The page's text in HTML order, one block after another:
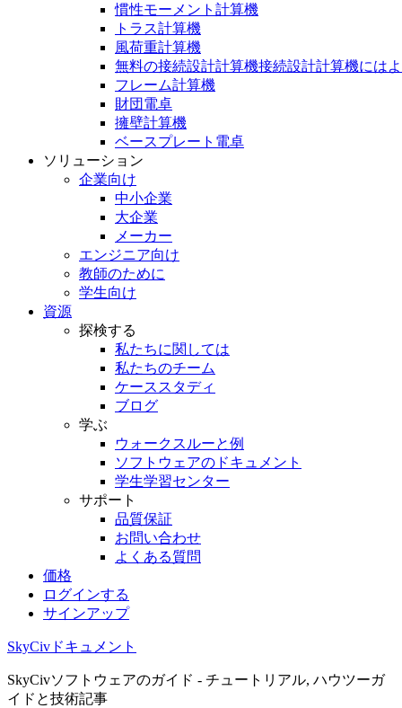
慣性モーメント計算機
トラス計算機
風荷重計算機
無料の接続設計計算機接続設計計算機には
フレーム計算機
財団電卓
擁壁計算機
ベースプレート電卓
ソリューション
企業向け
中小企業
大企業
メーカー
エンジニア向け
教師のために
学生向け
資源
探検する
私たちに関しては
私たちのチーム
ケーススタディ
ブログ
学ぶ
ウォークスルーと例
ソフトウェアのドキュメント
学生学習センター
サポート
品質保証
お問い合わせ
よくある質問
価格
ログインする
サインアップ
SkyCivドキュメント
SkyCivソフトウェアのガイド - チュートリアル, ハウツーガ
イドと技術記事